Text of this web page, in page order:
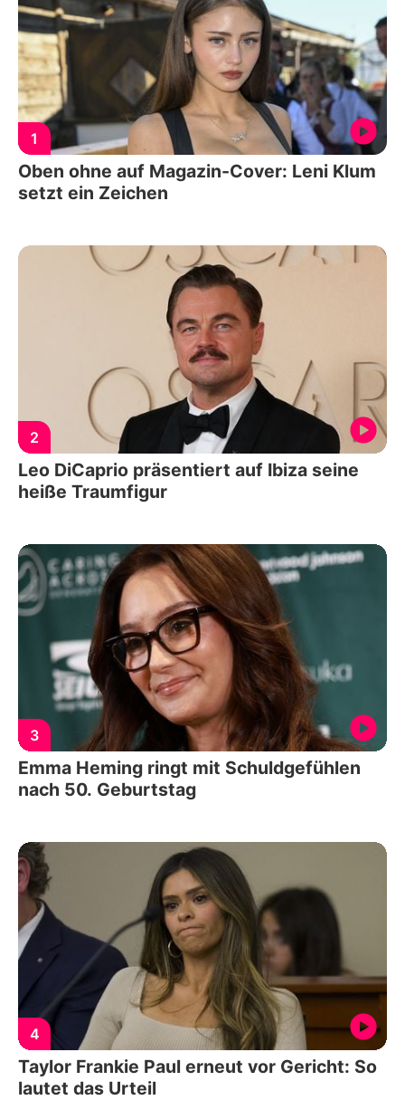
1
Oben ohne auf Magazin-Cover: Leni Klum
setzt ein Zeichen
2
Leo DiCaprio präsentiert auf Ibiza seine
heiße Traumfigur
3
Emma Heming ringt mit Schuldgefühlen
nach 50. Geburtstag
4
Taylor Frankie Paul erneut vor Gericht: So
lautet das Urteil